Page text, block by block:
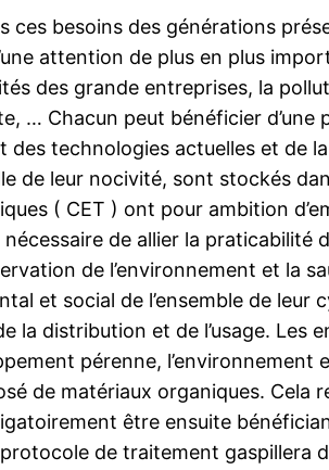
besoins des générations
attention de plus en plus
des grande entreprises, la
… Chacun peut bénéficier
technologies actuelles et de
de leur nocivité, sont stockés
( CET ) ont pour ambition
de allier la praticabilité
de l’environnement et la
et social de l’ensemble de leur
distribution et de l’usage. Les
pérenne,
de matériaux organiques. Cela
être ensuite
de traitement gaspillera